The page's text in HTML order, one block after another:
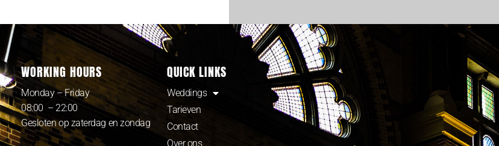
WORKING HOURS
Monday – Friday
08:00 – 22:00
Gesloten op zaterdag en zondag
QUICK LINKS
Weddings
Tarieven
Contact
Over ons